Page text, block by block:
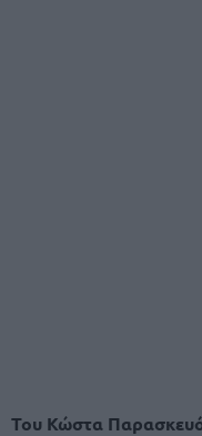
Του Κώστα